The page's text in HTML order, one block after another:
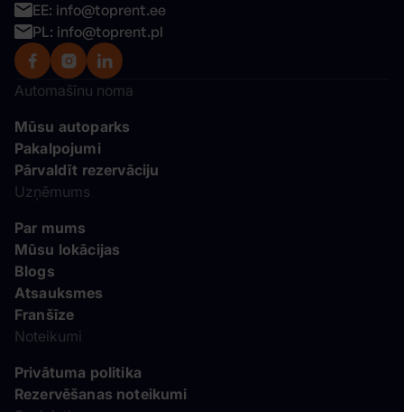
EE: info@toprent.ee
PL: info@toprent.pl
Automašīnu noma
Mūsu autoparks
Pakalpojumi
Pārvaldīt rezervāciju
Uzņēmums
Par mums
Mūsu lokācijas
Blogs
Atsauksmes
Franšīze
Noteikumi
Privātuma politika
Rezervēšanas noteikumi